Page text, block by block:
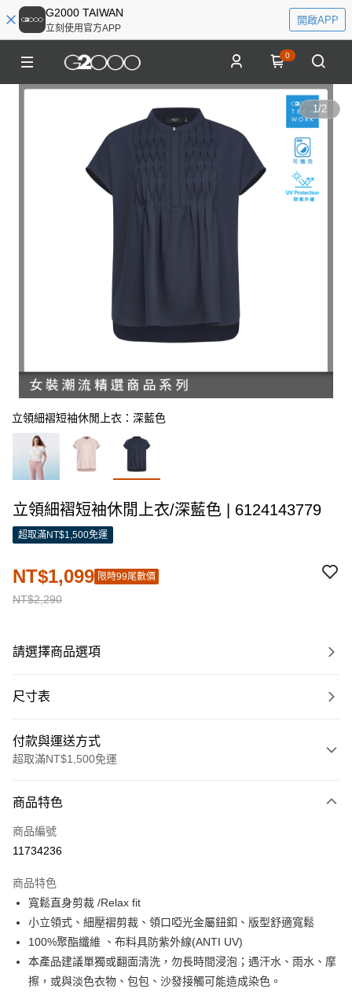
G2000 TAIWAN
立刻使用官方APP
開啟APP
0
1/2
立領細褶短袖休閒上衣：深藍色
立領細褶短袖休閒上衣/深藍色 | 6124143779
超取滿NT$1,500免運
NT$2,290
NT$1,099 限時99尾數價
請選擇商品選項
尺寸表
付款與運送方式
超取滿NT$1,500免運
信用卡一次付款
信用卡分期付款
合作金庫商業銀行
華南商業銀行
上海商業儲蓄銀行
台北富邦商業銀行
國泰世華商業銀行
兆豐國際商業銀行
臺灣中小企業銀行
台中商業銀行
匯豐（台灣）商業銀行
華泰商業銀行
聯邦商業銀行
遠東國際商業銀行
LINE Pay
Apple Pay
街口支付
悠遊付
商品特色
商品編號
11734236
商品特色
寬鬆直身剪裁 /Relax fit
小立領式、細壓褶剪裁、領口啞光金屬鈕釦、版型舒適寬鬆
100%聚酯纖維 、布料具防紫外線(ANTI UV)
本產品建議單獨或翻面清洗，勿長時間浸泡；遇汗水、雨水、摩
擦，或與淡色衣物、包包、沙發接觸可能造成染色。